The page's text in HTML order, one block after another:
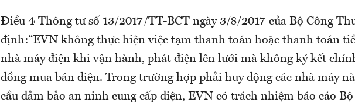
Điều 4 Thông tư số 13/2017/TT-BCT ngày 3/8/2017 của Bộ Công
định:“EVN không thực hiện việc tạm thanh toán hoặc thanh toán
nhà máy điện khi vận hành, phát điện lên lưới mà không ký kết
đồng mua bán điện. Trong trường hợp phải huy động các nhà máy
cầu đảm bảo an ninh cung cấp điện, EVN có trách nhiệm báo cáo Bộ